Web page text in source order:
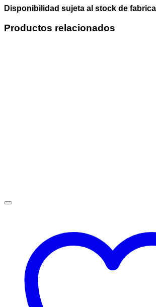
Disponibilidad sujeta al stock de
Productos relacionados